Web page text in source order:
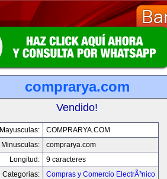
comprarya.com
Vendido!
Mayusculas:
COMPRARYA.COM
Minusculas:
comprarya.com
Longitud:
9 caracteres
Categorias:
Compras y Comercio ElectrÃ³nico